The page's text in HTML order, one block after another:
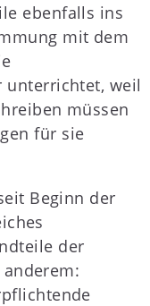
ebenfalls ins
mit dem
unterrichtet, weil
müssen
für sie
Beginn der
der